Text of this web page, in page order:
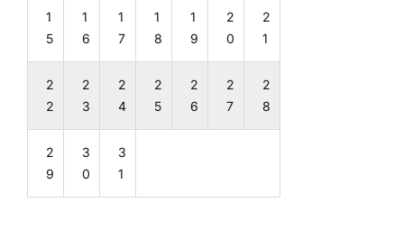
1
5
1
6
1
7
1
8
1
9
2
0
2
1
2
2
2
3
2
4
2
5
2
6
2
7
2
8
2
9
3
0
3
1